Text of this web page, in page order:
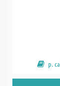
p.